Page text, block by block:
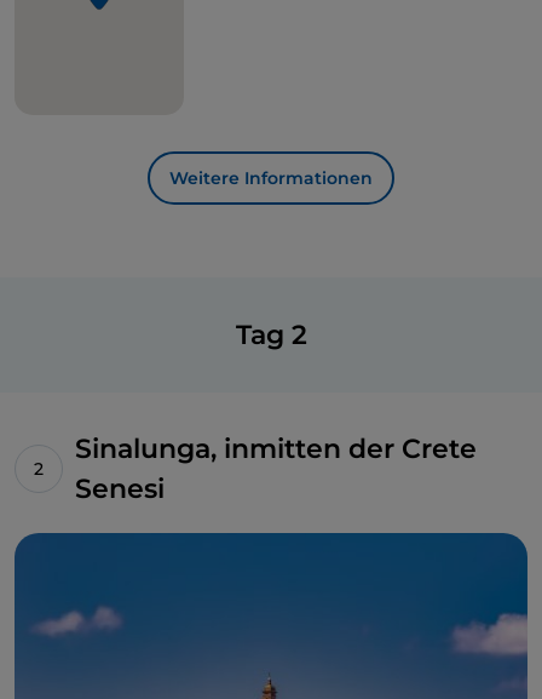
Weitere Informationen
Tag 2
Sinalunga, inmitten der Crete
Senesi